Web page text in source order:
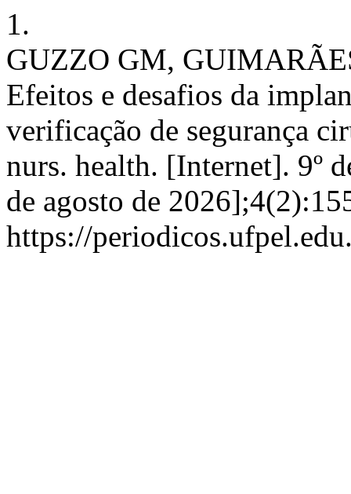
1.
GUZZO GM,
Efeitos e desafios da
verificação de segurança
nurs. health. [Internet]. 9º
de agosto de
https://